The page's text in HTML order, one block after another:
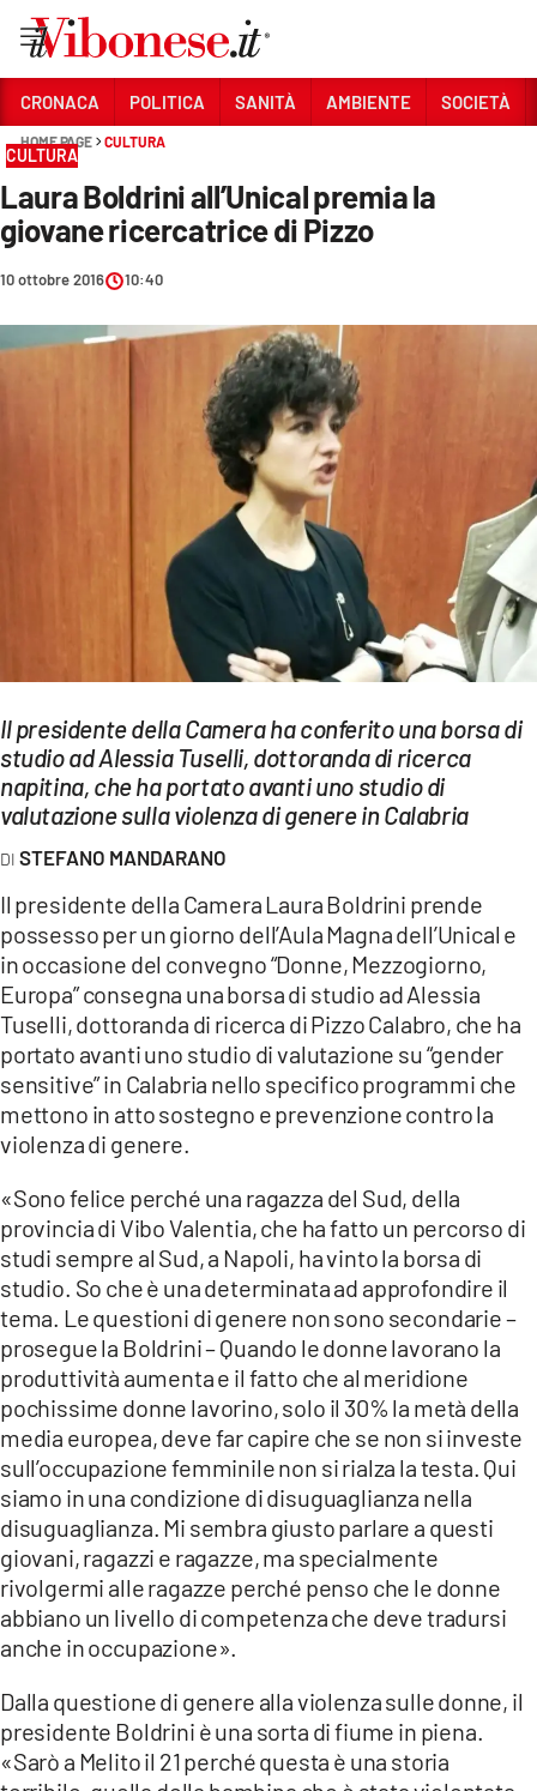
Sezioni
CRONACA
POLITICA
SANITÀ
AMBIENTE
Streaming
LAC NETWORK
LAC ONAIR
Network
LACPLAY.IT
LACTV.IT
LACONAIR.IT
LACITYMAG.IT
ILREGGINO.IT
COSENZACHANNEL.IT
ILVIBONESE.IT
CATANZAROCHANNEL.IT
LACAPITALENEWS.IT
App
ANDROID
APPLE
CRONACA POLITICA SANITÀ AMBIENTE SOCIETÀ
HOME PAGE CULTURA
CULTURA
Laura Boldrini all’Unical premia la
giovane ricercatrice di Pizzo
10 ottobre 2016 10:40
Il presidente della Camera ha conferito una borsa di
studio ad Alessia Tuselli, dottoranda di ricerca
napitina, che ha portato avanti uno studio di
valutazione sulla violenza di genere in Calabria
STEFANO MANDARANO
Il presidente della Camera Laura Boldrini prende
possesso per un giorno dell’Aula Magna dell’Unical e
in occasione del convegno “Donne, Mezzogiorno,
Europa” consegna una borsa di studio ad Alessia
Tuselli, dottoranda di ricerca di Pizzo Calabro, che ha
portato avanti uno studio di valutazione su “gender
sensitive” in Calabria nello specifico programmi che
mettono in atto sostegno e prevenzione contro la
violenza di genere.
«Sono felice perché una ragazza del Sud, della
provincia di Vibo Valentia, che ha fatto un percorso di
studi sempre al Sud, a Napoli, ha vinto la borsa di
studio. So che è una determinata ad approfondire il
tema. Le questioni di genere non sono secondarie –
prosegue la Boldrini – Quando le donne lavorano la
produttività aumenta e il fatto che al meridione
pochissime donne lavorino, solo il 30% la metà della
media europea, deve far capire che se non si investe
sull’occupazione femminile non si rialza la testa. Qui
siamo in una condizione di disuguaglianza nella
disuguaglianza. Mi sembra giusto parlare a questi
giovani, ragazzi e ragazze, ma specialmente
rivolgermi alle ragazze perché penso che le donne
abbiano un livello di competenza che deve tradursi
anche in occupazione».
Dalla questione di genere alla violenza sulle donne, il
presidente Boldrini è una sorta di fiume in piena.
«Sarò a Melito il 21 perché questa è una storia